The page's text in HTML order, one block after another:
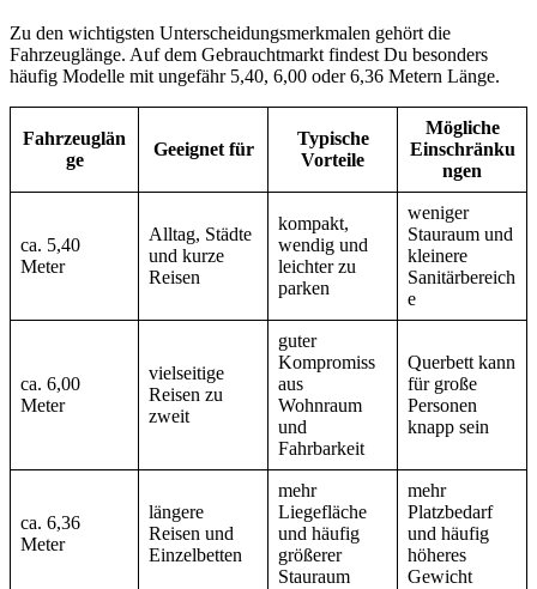
Zu den wichtigsten Unterscheidungsmerkmalen gehört die
Fahrzeuglänge. Auf dem Gebrauchtmarkt findest Du besonders
häufig Modelle mit ungefähr 5,40, 6,00 oder 6,36 Metern Länge.
Fahrzeuglän
ge
Geeignet für
Typische
Vorteile
Mögliche
Einschränku
ngen
ca. 5,40
Meter
Alltag, Städte
und kurze
Reisen
kompakt,
wendig und
leichter zu
parken
weniger
Stauraum und
kleinere
Sanitärbereich
e
ca. 6,00
Meter
vielseitige
Reisen zu
zweit
guter
Kompromiss
aus
Wohnraum
und
Fahrbarkeit
Querbett kann
für große
Personen
knapp sein
ca. 6,36
Meter
längere
Reisen und
Einzelbetten
mehr
Liegefläche
und häufig
größerer
Stauraum
mehr
Platzbedarf
und häufig
höheres
Gewicht